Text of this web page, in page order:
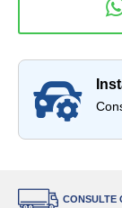
CONSULTE